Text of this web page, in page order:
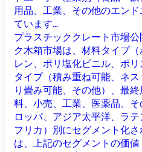
用品、工業、その他のエン
ています...
プラスチッククレート市場公
ク木箱市場は、材料タイプ
レン、ポリ塩化ビニル、ポ
タイプ（積み重ね可能、ネ
り畳み可能、その他）、最
料、小売、工業、医薬品、
ロッパ、アジア太平洋、ラ
フリカ）別にセグメント化
は、上記のセグメントの価